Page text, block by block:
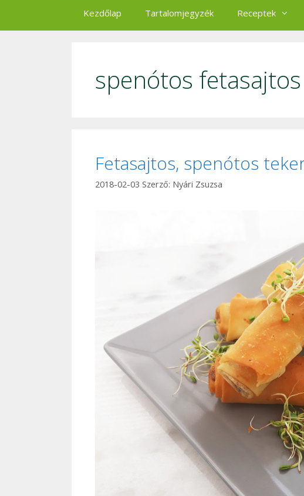
Kezdőlap Tartalomjegyzék Receptek
spenótos
Fetasajtos, spenótos
2018-02-03 Szerző: Nyári Zsuzsa